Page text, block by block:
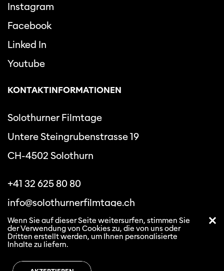
Instagram
Facebook
Linked In
Youtube
KONTAKTINFORMATIONEN
Solothurner Filmtage
Untere Steingrubenstrasse 19
CH-4502 Solothurn
+41 32 625 80 80
info@solothurnerfilmtage.ch
Datenschutzbestimmungen
Wenn Sie auf dieser Seite weitersurfen, stimmen Sie
der Verwendung von Cookies zu, die von uns oder
Dritten erstellt werden, um Ihnen personalisierte
Inhalte zu liefern.